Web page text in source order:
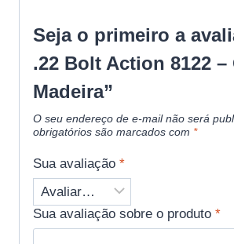
Seja o primeiro a
.22 Bolt Action 8122 –
Madeira”
O seu endereço de e-mail não será
obrigatórios são marcados com *
Sua avaliação *
Sua avaliação sobre o produto *